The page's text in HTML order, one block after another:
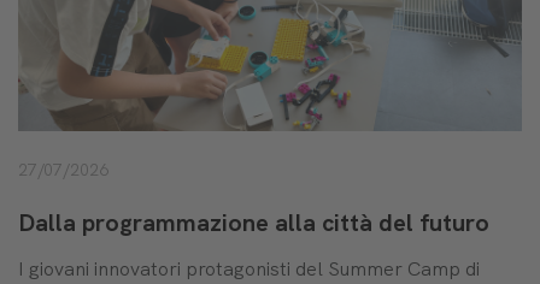
27/07/2026
Dalla programmazione alla città del futuro
I giovani innovatori protagonisti del Summer Camp di